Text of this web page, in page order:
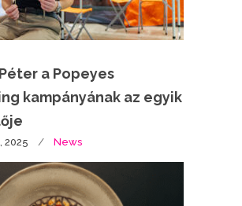
a Popeyes
kampányának az egyik
2025 News